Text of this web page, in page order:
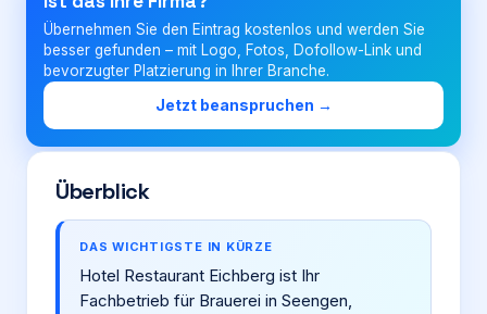
Firma eintragen
Übernehmen Sie den Eintrag kostenlos und werden Sie
besser gefunden – mit Logo, Fotos, Dofollow-Link und
bevorzugter Platzierung in Ihrer Branche.
Jetzt beanspruchen →
Überblick
DAS WICHTIGSTE IN KÜRZE
Hotel Restaurant Eichberg ist Ihr
Fachbetrieb für Brauerei in Seengen,